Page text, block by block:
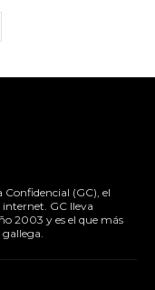
Confidencial (GC), el
GC lleva
2003 y es el que más